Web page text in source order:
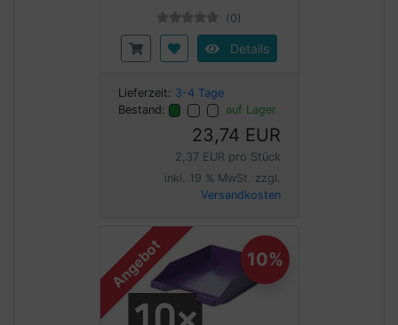
(0)
Details
Lieferzeit: 3-4 Tage
Bestand:
auf Lager
23,74 EUR
2,37 EUR pro Stück
inkl. 19 % MwSt. zzgl.
Versandkosten
Angebot 10%